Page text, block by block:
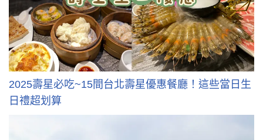
2025壽星必吃~15間台北壽星優惠餐廳！這些當日生
日禮超划算